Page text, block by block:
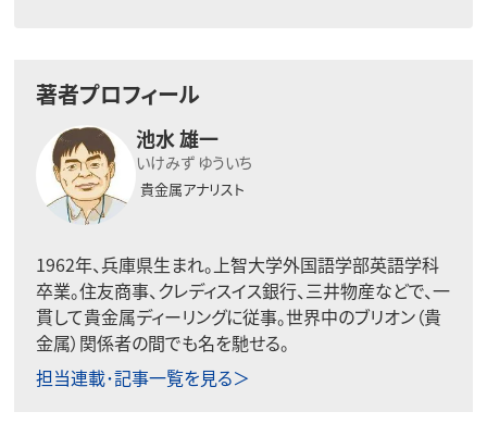
著者プロフィール
池水 雄一
いけみず ゆういち
貴金属アナリスト
1962年、兵庫県生まれ。上智大学外国語学部英語学科
卒業。住友商事、クレディスイス銀行、三井物産などで、一
貫して貴金属ディーリングに従事。世界中のブリオン（貴
金属）関係者の間でも名を馳せる。
担当連載･記事一覧を見る＞